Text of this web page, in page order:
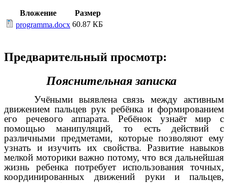
Вложение
Размер
programma.docx 60.87 КБ
Предварительный просмотр:
Пояснительная записка
Учёными выявлена связь между активным
движением пальцев рук ребёнка и формированием
его речевого аппарата. Ребёнок узнаёт мир с
помощью манипуляций, то есть действий с
различными предметами, которые позволяют ему
узнать и изучить их свойства. Развитие навыков
мелкой моторики важно потому, что вся дальнейшая
жизнь ребенка потребует использования точных,
координированных движений руки и пальцев,